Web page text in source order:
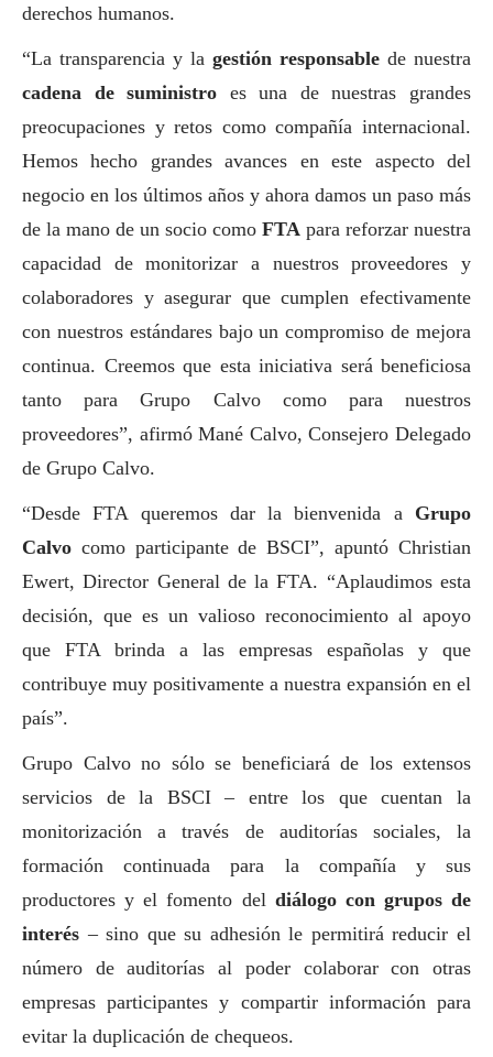
derechos humanos.
“La transparencia y la gestión responsable de nuestra
cadena de suministro es una de nuestras grandes
preocupaciones y retos como compañía internacional.
Hemos hecho grandes avances en este aspecto del
negocio en los últimos años y ahora damos un paso más
de la mano de un socio como FTA para reforzar nuestra
capacidad de monitorizar a nuestros proveedores y
colaboradores y asegurar que cumplen efectivamente
con nuestros estándares bajo un compromiso de mejora
continua. Creemos que esta iniciativa será beneficiosa
tanto para Grupo Calvo como para nuestros
proveedores”, afirmó Mané Calvo, Consejero Delegado
de Grupo Calvo.
“Desde FTA queremos dar la bienvenida a Grupo
Calvo como participante de BSCI”, apuntó Christian
Ewert, Director General de la FTA. “Aplaudimos esta
decisión, que es un valioso reconocimiento al apoyo
que FTA brinda a las empresas españolas y que
contribuye muy positivamente a nuestra expansión en el
país”.
Grupo Calvo no sólo se beneficiará de los extensos
servicios de la BSCI – entre los que cuentan la
monitorización a través de auditorías sociales, la
formación continuada para la compañía y sus
productores y el fomento del diálogo con grupos de
interés – sino que su adhesión le permitirá reducir el
número de auditorías al poder colaborar con otras
empresas participantes y compartir información para
evitar la duplicación de chequeos.